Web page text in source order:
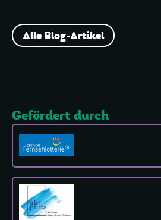
Alle Blog-Artikel
Gefördert durch